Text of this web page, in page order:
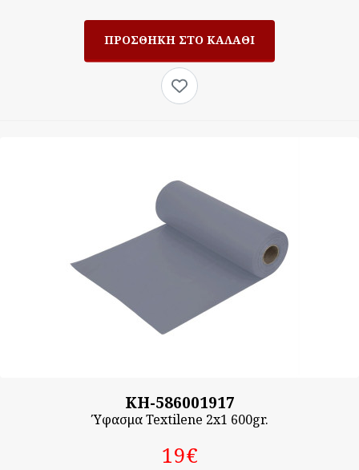
KH-586001917
Ύφασμα Textilene 2x1 600gr.
19‎€